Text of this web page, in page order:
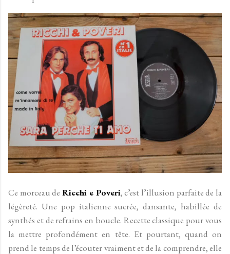
Ce morceau deRicchi e Poveri, c’est l’illusion parfaite de la
légèreté. Une pop italienne sucrée, dansante, habillée de
synthés et de refrains en boucle. Recette classique pour vous
la mettre profondément en tête. Et pourtant, quand on
prend le temps de l’écouter vraiment et de la comprendre, elle